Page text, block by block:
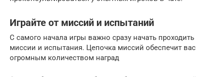
Играйте от миссий и испытаний
С самого начала игры важно сразу начать проходить
миссии и испытания. Цепочка миссий обеспечит вас
огромным количеством наград